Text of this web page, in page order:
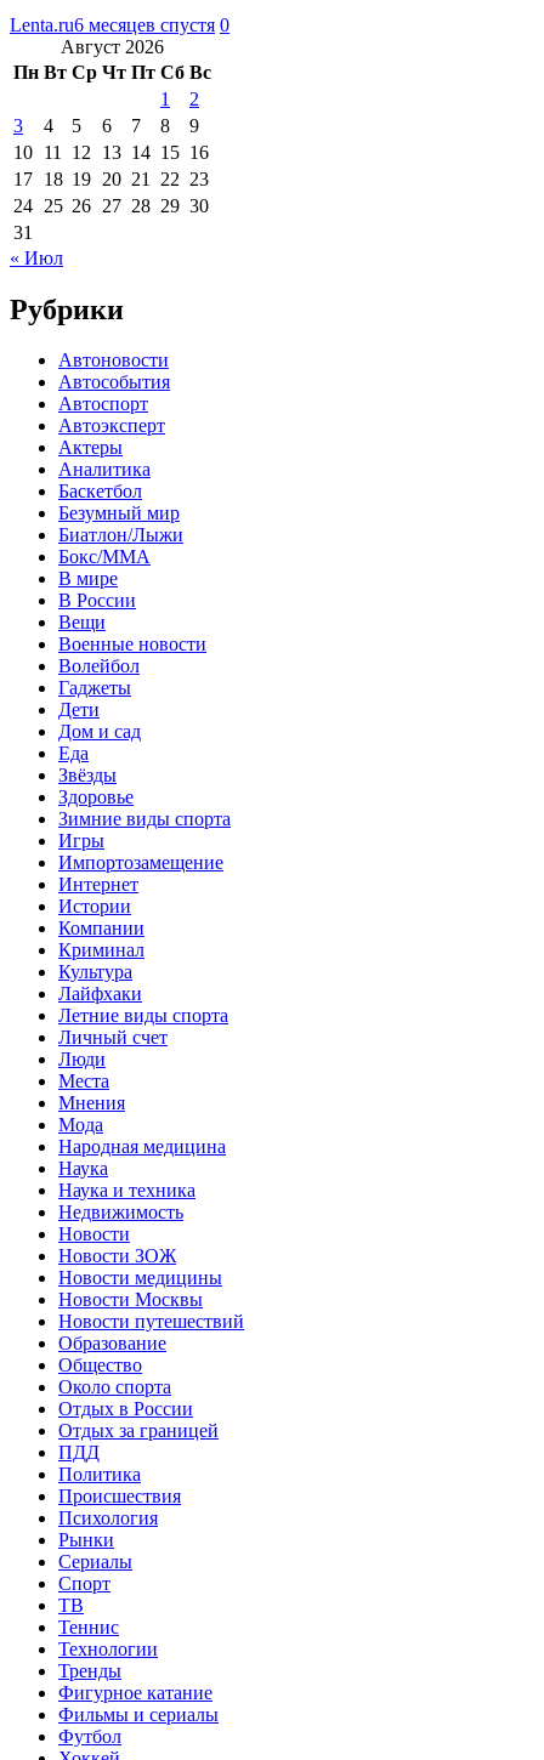
Lenta.ru6 месяцев спустя 0
Август 2026
Пн Вт Ср Чт Пт Сб Вс
1
2
3
4 5 6 7 8
9
10 11 12 13 14 15 16
17 18 19 20 21 22 23
24 25 26 27 28 29 30
31
« Июл
Рубрики
Автоновости
Автособытия
Автоспорт
Автоэксперт
Актеры
Аналитика
Баскетбол
Безумный мир
Биатлон/Лыжи
Бокс/MMA
В мире
В России
Вещи
Военные новости
Волейбол
Гаджеты
Дети
Дом и сад
Еда
Звёзды
Здоровье
Зимние виды спорта
Игры
Импортозамещение
Интернет
Истории
Компании
Криминал
Культура
Лайфхаки
Летние виды спорта
Личный счет
Люди
Места
Мнения
Мода
Народная медицина
Наука
Наука и техника
Недвижимость
Новости
Новости ЗОЖ
Новости медицины
Новости Москвы
Новости путешествий
Образование
Общество
Около спорта
Отдых в России
Отдых за границей
ПДД
Политика
Происшествия
Психология
Рынки
Сериалы
Спорт
ТВ
Теннис
Технологии
Тренды
Фигурное катание
Фильмы и сериалы
Футбол